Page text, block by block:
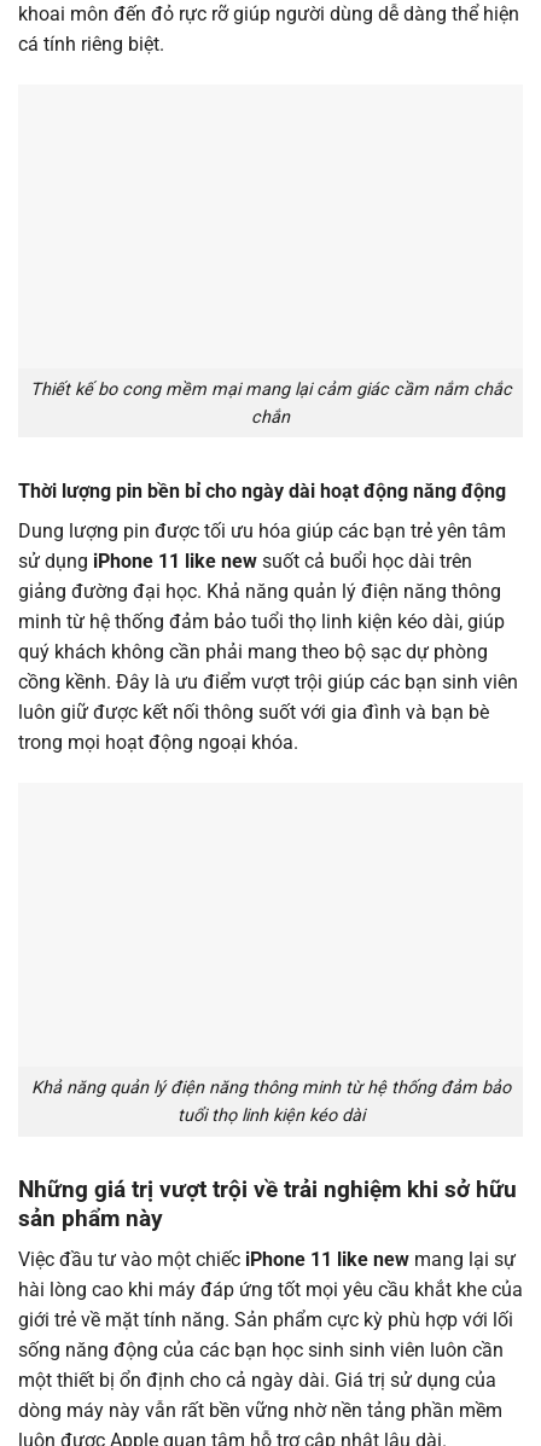
khoai môn đến đỏ rực rỡ giúp người dùng dễ dàng thể hiện
cá tính riêng biệt.
Thiết kế bo cong mềm mại mang lại cảm giác cầm nắm chắc
chắn
Thời lượng pin bền bỉ cho ngày dài hoạt động năng động
Dung lượng pin được tối ưu hóa giúp các bạn trẻ yên tâm
sử dụng iPhone 11 like new suốt cả buổi học dài trên
giảng đường đại học. Khả năng quản lý điện năng thông
minh từ hệ thống đảm bảo tuổi thọ linh kiện kéo dài, giúp
quý khách không cần phải mang theo bộ sạc dự phòng
cồng kềnh. Đây là ưu điểm vượt trội giúp các bạn sinh viên
luôn giữ được kết nối thông suốt với gia đình và bạn bè
trong mọi hoạt động ngoại khóa.
Khả năng quản lý điện năng thông minh từ hệ thống đảm bảo
tuổi thọ linh kiện kéo dài
Những giá trị vượt trội về trải nghiệm khi sở hữu
sản phẩm này
Việc đầu tư vào một chiếc iPhone 11 like new mang lại sự
hài lòng cao khi máy đáp ứng tốt mọi yêu cầu khắt khe của
giới trẻ về mặt tính năng. Sản phẩm cực kỳ phù hợp với lối
sống năng động của các bạn học sinh sinh viên luôn cần
một thiết bị ổn định cho cả ngày dài. Giá trị sử dụng của
dòng máy này vẫn rất bền vững nhờ nền tảng phần mềm
luôn được Apple quan tâm hỗ trợ cập nhật lâu dài.